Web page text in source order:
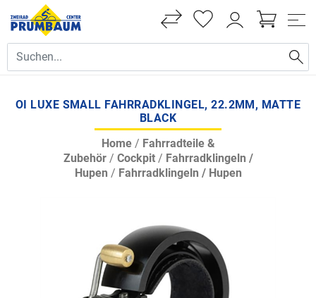
OI LUXE SMALL FAHRRADKLINGEL, 22.2MM, MATTE
BLACK
Home/ Fahrradteile &
Zubehör/ Cockpit/ Fahrradklingeln /
Hupen / Fahrradklingeln / Hupen